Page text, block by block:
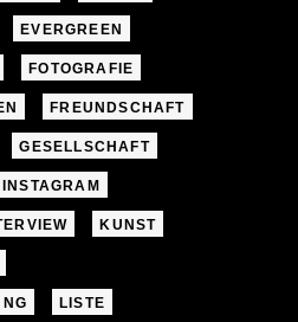
EVERGREEN
FOTOGRAFIE
FREUNDSCHAFT
GESELLSCHAFT
INSTAGRAM
KUNST
LISTE